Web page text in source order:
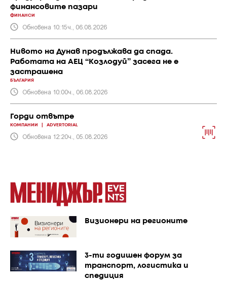
финансовите пазари
ФИНАНСИ
Обновена 10:15ч., 06.08.2026
Нивото на Дунав продължава да спада.
Работата на АЕЦ “Козлодуй” засега не е
застрашена
БЪЛГАРИЯ
Обновена 10:00ч., 06.08.2026
Горди отвътре
КОМПАНИИ ADVERTORIAL
Обновена 12:20ч., 05.08.2026
Визионери на регионите
3-ти годишен форум за
транспорт, логистика и
спедиция